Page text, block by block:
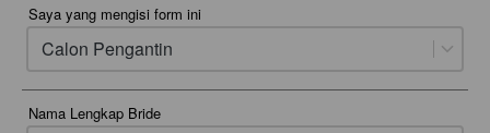
Saya yang mengisi form ini
Calon Pengantin
Nama Lengkap Bride